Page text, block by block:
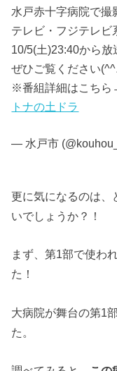
水戸赤十字病院で撮
テレビ・フジテレビ
10/5(土)23:40から放
ぜひご覧ください
※番組詳細はこちら
トナの土ドラ
— 水戸市
更に気になるのは、
いでしょうか？！
まず、第1部で使わ
た！
大病院が舞台の第1
た。